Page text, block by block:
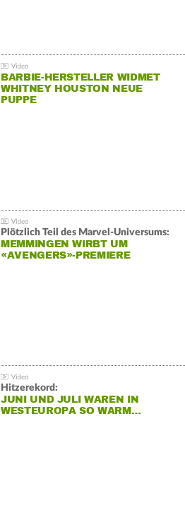
BARBIE-HERSTELLER WIDMET
WHITNEY HOUSTON NEUE
PUPPE
Plötzlich Teil des Marvel-Universums:
MEMMINGEN WIRBT UM
«AVENGERS»-PREMIERE
Hitzerekord:
JUNI UND JULI WAREN IN
WESTEUROPA SO WARM…